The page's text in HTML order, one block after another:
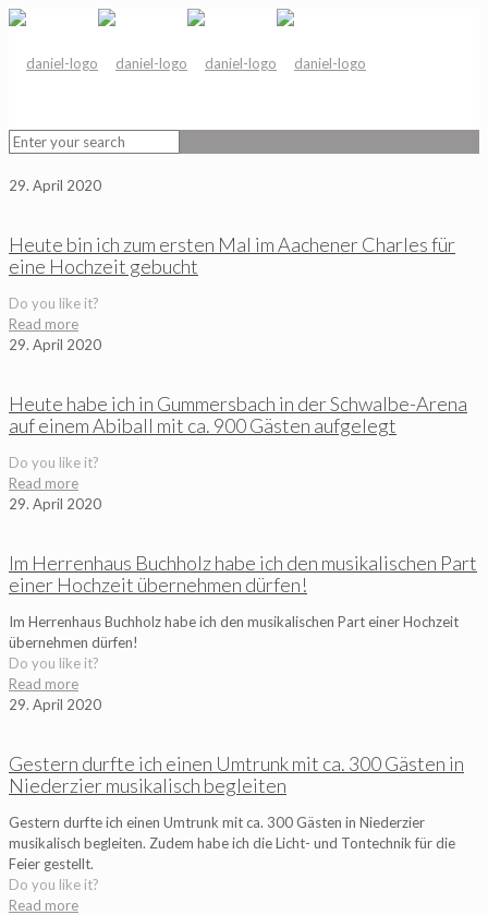
29. April 2020
Heute bin ich zum ersten Mal im Aachener Charles für
eine Hochzeit gebucht
Do you like it?
Read more
29. April 2020
Heute habe ich in Gummersbach in der Schwalbe-Arena
auf einem Abiball mit ca. 900 Gästen aufgelegt
Do you like it?
Read more
29. April 2020
Im Herrenhaus Buchholz habe ich den musikalischen Part
einer Hochzeit übernehmen dürfen!
Im Herrenhaus Buchholz habe ich den musikalischen Part einer Hochzeit
übernehmen dürfen!
Do you like it?
Read more
29. April 2020
Gestern durfte ich einen Umtrunk mit ca. 300 Gästen in
Niederzier musikalisch begleiten
Gestern durfte ich einen Umtrunk mit ca. 300 Gästen in Niederzier
musikalisch begleiten. Zudem habe ich die Licht- und Tontechnik für die
Feier gestellt.
Do you like it?
Read more